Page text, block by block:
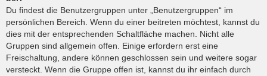
Du findest die Benutzergruppen unter „Benutzergruppen“ im
persönlichen Bereich. Wenn du einer beitreten möchtest, kannst du
dies mit der entsprechenden Schaltfläche machen. Nicht alle
Gruppen sind allgemein offen. Einige erfordern erst eine
Freischaltung, andere können geschlossen sein und weitere sogar
versteckt. Wenn die Gruppe offen ist, kannst du ihr einfach durch